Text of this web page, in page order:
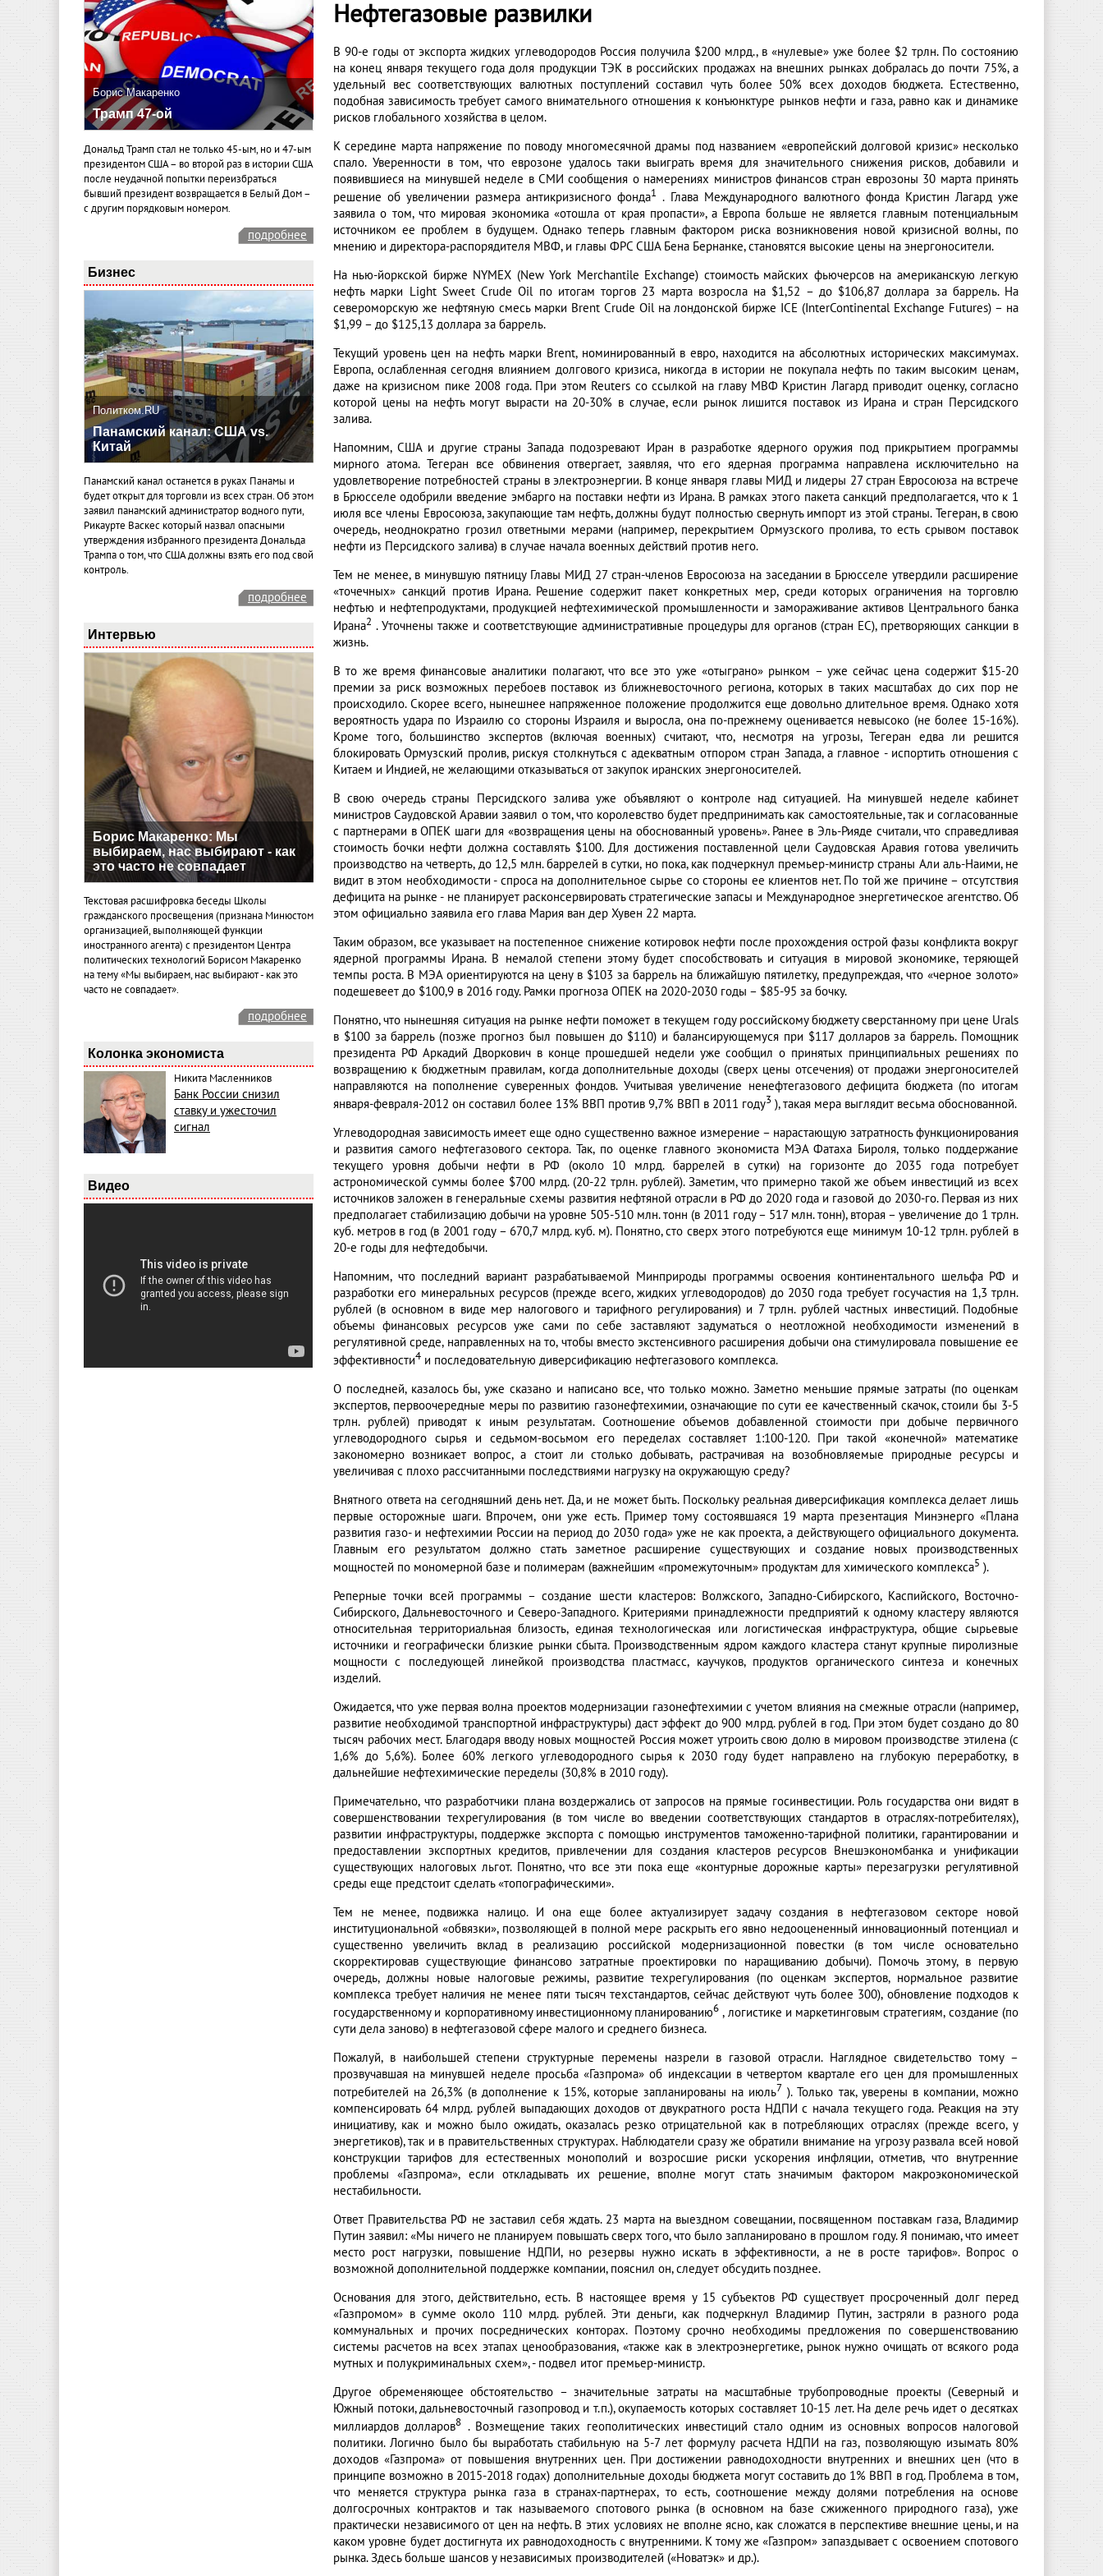
Борис Макаренко
Трамп 47-ой
Дональд Трамп стал не только 45-ым, но и 47-ым
президентом США – во второй раз в истории США
после неудачной попытки переизбраться
бывший президент возвращается в Белый Дом –
с другим порядковым номером.
подробнее
Бизнес
Политком.RU
Панамский канал: США vs.
Китай
Панамский канал останется в руках Панамы и
будет открыт для торговли из всех стран. Об этом
заявил панамский администратор водного пути,
Рикаурте Васкес который назвал опасными
утверждения избранного президента Дональда
Трампа о том, что США должны взять его под свой
контроль.
подробнее
Интервью
Борис Макаренко: Мы
выбираем, нас выбирают - как
это часто не совпадает
Текстовая расшифровка беседы Школы
гражданского просвещения (признана Минюстом
организацией, выполняющей функции
иностранного агента) с президентом Центра
политических технологий Борисом Макаренко
на тему «Мы выбираем, нас выбирают - как это
часто не совпадает».
подробнее
Колонка экономиста
Никита Масленников
Банк России снизил
ставку и ужесточил
сигнал
Видео
Нефтегазовые развилки
В 90-е годы от экспорта жидких углеводородов Россия получила $200 млрд., в «нулевые» уже более $2 трлн. По состоянию
на конец января текущего года доля продукции ТЭК в российских продажах на внешних рынках добралась до почти 75%, а
удельный вес соответствующих валютных поступлений составил чуть более 50% всех доходов бюджета. Естественно,
подобная зависимость требует самого внимательного отношения к конъюнктуре рынков нефти и газа, равно как и динамике
рисков глобального хозяйства в целом.
К середине марта напряжение по поводу многомесячной драмы под названием «европейский долговой кризис» несколько
спало. Уверенности в том, что еврозоне удалось таки выиграть время для значительного снижения рисков, добавили и
появившиеся на минувшей неделе в СМИ сообщения о намерениях министров финансов стран еврозоны 30 марта принять
решение об увеличении размера антикризисного фонда1 . Глава Международного валютного фонда Кристин Лагард уже
заявила о том, что мировая экономика «отошла от края пропасти», а Европа больше не является главным потенциальным
источником ее проблем в будущем. Однако теперь главным фактором риска возникновения новой кризисной волны, по
мнению и директора-распорядителя МВФ, и главы ФРС США Бена Бернанке, становятся высокие цены на энергоносители.
На нью-йоркской бирже NYMEХ (New York Merchantile Exchange) стоимость майских фьючерсов на американскую легкую
нефть марки Light Sweet Crude Oil по итогам торгов 23 марта возросла на $1,52 – до $106,87 доллара за баррель. На
североморскую же нефтяную смесь марки Brent Crude Oil на лондонской бирже IСE (InterContinental Exchange Futures) – на
$1,99 – до $125,13 доллара за баррель.
Текущий уровень цен на нефть марки Brent, номинированный в евро, находится на абсолютных исторических максимумах.
Европа, ослабленная сегодня влиянием долгового кризиса, никогда в истории не покупала нефть по таким высоким ценам,
даже на кризисном пике 2008 года. При этом Reuters со ссылкой на главу МВФ Кристин Лагард приводит оценку, согласно
которой цены на нефть могут вырасти на 20-30% в случае, если рынок лишится поставок из Ирана и стран Персидского
залива.
Напомним, США и другие страны Запада подозревают Иран в разработке ядерного оружия под прикрытием программы
мирного атома. Тегеран все обвинения отвергает, заявляя, что его ядерная программа направлена исключительно на
удовлетворение потребностей страны в электроэнергии. В конце января главы МИД и лидеры 27 стран Евросоюза на встрече
в Брюсселе одобрили введение эмбарго на поставки нефти из Ирана. В рамках этого пакета санкций предполагается, что к 1
июля все члены Евросоюза, закупающие там нефть, должны будут полностью свернуть импорт из этой страны. Тегеран, в свою
очередь, неоднократно грозил ответными мерами (например, перекрытием Ормузского пролива, то есть срывом поставок
нефти из Персидского залива) в случае начала военных действий против него.
Тем не менее, в минувшую пятницу Главы МИД 27 стран-членов Евросоюза на заседании в Брюсселе утвердили расширение
«точечных» санкций против Ирана. Решение содержит пакет конкретных мер, среди которых ограничения на торговлю
нефтью и нефтепродуктами, продукцией нефтехимической промышленности и замораживание активов Центрального банка
Ирана2 . Уточнены также и соответствующие административные процедуры для органов (стран ЕС), претворяющих санкции в
жизнь.
В то же время финансовые аналитики полагают, что все это уже «отыграно» рынком – уже сейчас цена содержит $15-20
премии за риск возможных перебоев поставок из ближневосточного региона, которых в таких масштабах до сих пор не
происходило. Скорее всего, нынешнее напряженное положение продолжится еще довольно длительное время. Однако хотя
вероятность удара по Израилю со стороны Израиля и выросла, она по-прежнему оценивается невысоко (не более 15-16%).
Кроме того, большинство экспертов (включая военных) считают, что, несмотря на угрозы, Тегеран едва ли решится
блокировать Ормузский пролив, рискуя столкнуться с адекватным отпором стран Запада, а главное - испортить отношения с
Китаем и Индией, не желающими отказываться от закупок иранских энергоносителей.
В свою очередь страны Персидского залива уже объявляют о контроле над ситуацией. На минувшей неделе кабинет
министров Саудовской Аравии заявил о том, что королевство будет предпринимать как самостоятельные, так и согласованные
с партнерами в ОПЕК шаги для «возвращения цены на обоснованный уровень». Ранее в Эль-Рияде считали, что справедливая
стоимость бочки нефти должна составлять $100. Для достижения поставленной цели Саудовская Аравия готова увеличить
производство на четверть, до 12,5 млн. баррелей в сутки, но пока, как подчеркнул премьер-министр страны Али аль-Наими, не
видит в этом необходимости - спроса на дополнительное сырье со стороны ее клиентов нет. По той же причине – отсутствия
дефицита на рынке - не планирует расконсервировать стратегические запасы и Международное энергетическое агентство. Об
этом официально заявила его глава Мария ван дер Хувен 22 марта.
Таким образом, все указывает на постепенное снижение котировок нефти после прохождения острой фазы конфликта вокруг
ядерной программы Ирана. В немалой степени этому будет способствовать и ситуация в мировой экономике, теряющей
темпы роста. В МЭА ориентируются на цену в $103 за баррель на ближайшую пятилетку, предупреждая, что «черное золото»
подешевеет до $100,9 в 2016 году. Рамки прогноза ОПЕК на 2020-2030 годы – $85-95 за бочку.
Понятно, что нынешняя ситуация на рынке нефти поможет в текущем году российскому бюджету сверстанному при цене Urals
в $100 за баррель (позже прогноз был повышен до $110) и балансирующемуся при $117 долларов за баррель. Помощник
президента РФ Аркадий Дворкович в конце прошедшей недели уже сообщил о принятых принципиальных решениях по
возвращению к бюджетным правилам, когда дополнительные доходы (сверх цены отсечения) от продажи энергоносителей
направляются на пополнение суверенных фондов. Учитывая увеличение ненефтегазового дефицита бюджета (по итогам
января-февраля-2012 он составил более 13% ВВП против 9,7% ВВП в 2011 году3 ), такая мера выглядит весьма обоснованной.
Углеводородная зависимость имеет еще одно существенно важное измерение – нарастающую затратность функционирования
и развития самого нефтегазового сектора. Так, по оценке главного экономиста МЭА Фатаха Бироля, только поддержание
текущего уровня добычи нефти в РФ (около 10 млрд. баррелей в сутки) на горизонте до 2035 года потребует
астрономической суммы более $700 млрд. (20-22 трлн. рублей). Заметим, что примерно такой же объем инвестиций из всех
источников заложен в генеральные схемы развития нефтяной отрасли в РФ до 2020 года и газовой до 2030-го. Первая из них
предполагает стабилизацию добычи на уровне 505-510 млн. тонн (в 2011 году – 517 млн. тонн), вторая – увеличение до 1 трлн.
куб. метров в год (в 2001 году – 670,7 млрд. куб. м). Понятно, сто сверх этого потребуются еще минимум 10-12 трлн. рублей в
20-е годы для нефтедобычи.
Напомним, что последний вариант разрабатываемой Минприроды программы освоения континентального шельфа РФ и
разработки его минеральных ресурсов (прежде всего, жидких углеводородов) до 2030 года требует госучастия на 1,3 трлн.
рублей (в основном в виде мер налогового и тарифного регулирования) и 7 трлн. рублей частных инвестиций. Подобные
объемы финансовых ресурсов уже сами по себе заставляют задуматься о неотложной необходимости изменений в
регулятивной среде, направленных на то, чтобы вместо экстенсивного расширения добычи она стимулировала повышение ее
эффективности4 и последовательную диверсификацию нефтегазового комплекса.
О последней, казалось бы, уже сказано и написано все, что только можно. Заметно меньшие прямые затраты (по оценкам
экспертов, первоочередные меры по развитию газонефтехимии, означающие по сути ее качественный скачок, стоили бы 3-5
трлн. рублей) приводят к иным результатам. Соотношение объемов добавленной стоимости при добыче первичного
углеводородного сырья и седьмом-восьмом его переделах составляет 1:100-120. При такой «конечной» математике
закономерно возникает вопрос, а стоит ли столько добывать, растрачивая на возобновляемые природные ресурсы и
увеличивая с плохо рассчитанными последствиями нагрузку на окружающую среду?
Внятного ответа на сегодняшний день нет. Да, и не может быть. Поскольку реальная диверсификация комплекса делает лишь
первые осторожные шаги. Впрочем, они уже есть. Пример тому состоявшаяся 19 марта презентация Минэнерго «Плана
развития газо- и нефтехимии России на период до 2030 года» уже не как проекта, а действующего официального документа.
Главным его результатом должно стать заметное расширение существующих и создание новых производственных
мощностей по мономерной базе и полимерам (важнейшим «промежуточным» продуктам для химического комплекса5 ).
Реперные точки всей программы – создание шести кластеров: Волжского, Западно-Сибирского, Каспийского, Восточно-
Сибирского, Дальневосточного и Северо-Западного. Критериями принадлежности предприятий к одному кластеру являются
относительная территориальная близость, единая технологическая или логистическая инфраструктура, общие сырьевые
источники и географически близкие рынки сбыта. Производственным ядром каждого кластера станут крупные пиролизные
мощности с последующей линейкой производства пластмасс, каучуков, продуктов органического синтеза и конечных
изделий.
Ожидается, что уже первая волна проектов модернизации газонефтехимии с учетом влияния на смежные отрасли (например,
развитие необходимой транспортной инфраструктуры) даст эффект до 900 млрд. рублей в год. При этом будет создано до 80
тысяч рабочих мест. Благодаря вводу новых мощностей Россия может утроить свою долю в мировом производстве этилена (с
1,6% до 5,6%). Более 60% легкого углеводородного сырья к 2030 году будет направлено на глубокую переработку, в
дальнейшие нефтехимические переделы (30,8% в 2010 году).
Примечательно, что разработчики плана воздержались от запросов на прямые госинвестиции. Роль государства они видят в
совершенствовании техрегулирования (в том числе во введении соответствующих стандартов в отраслях-потребителях),
развитии инфраструктуры, поддержке экспорта с помощью инструментов таможенно-тарифной политики, гарантировании и
предоставлении экспортных кредитов, привлечении для создания кластеров ресурсов Внешэкономбанка и унификации
существующих налоговых льгот. Понятно, что все эти пока еще «контурные дорожные карты» перезагрузки регулятивной
среды еще предстоит сделать «топографическими».
Тем не менее, подвижка налицо. И она еще более актуализирует задачу создания в нефтегазовом секторе новой
институциональной «обвязки», позволяющей в полной мере раскрыть его явно недооцененный инновационный потенциал и
существенно увеличить вклад в реализацию российской модернизационной повестки (в том числе основательно
скорректировав существующие финансово затратные проектировки по наращиванию добычи). Помочь этому, в первую
очередь, должны новые налоговые режимы, развитие техрегулирования (по оценкам экспертов, нормальное развитие
комплекса требует наличия не менее пяти тысяч техстандартов, сейчас действуют чуть более 300), обновление подходов к
государственному и корпоративному инвестиционному планированию6 , логистике и маркетинговым стратегиям, создание (по
сути дела заново) в нефтегазовой сфере малого и среднего бизнеса.
Пожалуй, в наибольшей степени структурные перемены назрели в газовой отрасли. Наглядное свидетельство тому –
прозвучавшая на минувшей неделе просьба «Газпрома» об индексации в четвертом квартале его цен для промышленных
потребителей на 26,3% (в дополнение к 15%, которые запланированы на июль7 ). Только так, уверены в компании, можно
компенсировать 64 млрд. рублей выпадающих доходов от двукратного роста НДПИ с начала текущего года. Реакция на эту
инициативу, как и можно было ожидать, оказалась резко отрицательной как в потребляющих отраслях (прежде всего, у
энергетиков), так и в правительственных структурах. Наблюдатели сразу же обратили внимание на угрозу развала всей новой
конструкции тарифов для естественных монополий и возросшие риски ускорения инфляции, отметив, что внутренние
проблемы «Газпрома», если откладывать их решение, вполне могут стать значимым фактором макроэкономической
нестабильности.
Ответ Правительства РФ не заставил себя ждать. 23 марта на выездном совещании, посвященном поставкам газа, Владимир
Путин заявил: «Мы ничего не планируем повышать сверх того, что было запланировано в прошлом году. Я понимаю, что имеет
место рост нагрузки, повышение НДПИ, но резервы нужно искать в эффективности, а не в росте тарифов». Вопрос о
возможной дополнительной поддержке компании, пояснил он, следует обсудить позднее.
Основания для этого, действительно, есть. В настоящее время у 15 субъектов РФ существует просроченный долг перед
«Газпромом» в сумме около 110 млрд. рублей. Эти деньги, как подчеркнул Владимир Путин, застряли в разного рода
коммунальных и прочих посреднических конторах. Поэтому срочно необходимы предложения по совершенствованию
системы расчетов на всех этапах ценообразования, «также как в электроэнергетике, рынок нужно очищать от всякого рода
мутных и полукриминальных схем», - подвел итог премьер-министр.
Другое обременяющее обстоятельство – значительные затраты на масштабные трубопроводные проекты (Северный и
Южный потоки, дальневосточный газопровод и т.п.), окупаемость которых составляет 10-15 лет. На деле речь идет о десятках
миллиардов долларов8 . Возмещение таких геополитических инвестиций стало одним из основных вопросов налоговой
политики. Логично было бы выработать стабильную на 5-7 лет формулу расчета НДПИ на газ, позволяющую изымать 80%
доходов «Газпрома» от повышения внутренних цен. При достижении равнодоходности внутренних и внешних цен (что в
принципе возможно в 2015-2018 годах) дополнительные доходы бюджета могут составить до 1% ВВП в год. Проблема в том,
что меняется структура рынка газа в странах-партнерах, то есть, соотношение между долями потребления на основе
долгосрочных контрактов и так называемого спотового рынка (в основном на базе сжиженного природного газа), уже
практически независимого от цен на нефть. В этих условиях не вполне ясно, как сложатся в перспективе внешние цены, и на
каком уровне будет достигнута их равнодоходность с внутренними. К тому же «Газпром» запаздывает с освоением спотового
рынка. Здесь больше шансов у независимых производителей («Новатэк» и др.).